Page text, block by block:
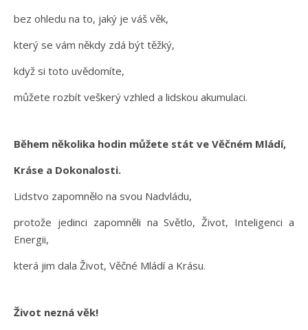
bez ohledu na to, jaký je váš věk,
který se vám někdy zdá být těžký,
když si toto uvědomíte,
můžete rozbít veškerý vzhled a lidskou akumulaci.
Během několika hodin můžete stát ve Věčném Mládí,
Kráse a Dokonalosti.
Lidstvo zapomnělo na svou Nadvládu,
protože jedinci zapomněli na Světlo, Život, Inteligenci a
Energii,
která jim dala Život, Věčné Mládí a Krásu.
Život nezná věk!